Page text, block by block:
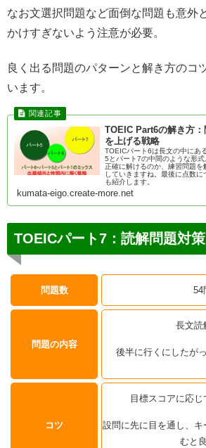
なお文選択問題など面倒な問題も意外
かけすぎないよう注意が必要。
良く出る問題のパターンと解き方のコ
います。
TOEIC Part6の解き方
を上げる戦略
TOEICパート6は長文の中にあ
5とパート7の中間のような形
正確に解けるのか、練習問題
していきますね。最後に点数
も紹介します。
kumata-eigo.create-more.net
TOEICパート7：読解問題対策
問題数 54
問題の内容
長文読
後半に行くにしたが
コツ
目標スコアに応じ
設問に先に目を通し、
むと